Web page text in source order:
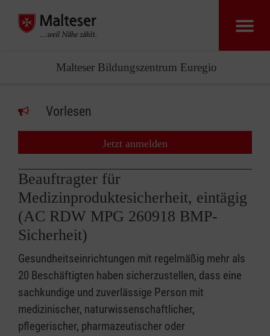
Malteser Bildungszentrum Euregio
Vorlesen
Jetzt anmelden
Beauftragter für
Medizinproduktesicherheit, eintägig
(AC RDW MPG 260918 BMP-
Sicherheit)
Gesundheitseinrichtungen mit regelmäßig mehr als
20 Beschäftigten haben sicherzustellen, dass eine
sachkundige und zuverlässige Person mit
medizinischer, naturwissenschaftlicher,
pflegerischer, pharmazeutischer oder